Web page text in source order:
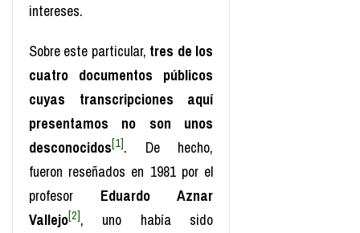
intereses.
Sobre este particular, tres de los
cuatro documentos públicos
cuyas transcripciones aquí
presentamos no son unos
desconocidos[1]. De hecho,
fueron reseñados en 1981 por el
profesor Eduardo Aznar
Vallejo[2], uno había sido